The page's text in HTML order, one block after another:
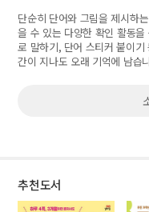
단순히 단어와 그림을 제시하
을 수 있는 다양한 확인 활동을
로 말하기, 단어 스티커 붙이
간이 지나도 오래 기억에 남습
추천도서